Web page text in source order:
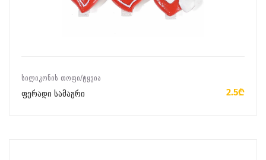
ᲡᲘᲚᲘᲙᲝᲜᲘᲡ ᲗᲝᲤᲘ/ᲢᲧᲕᲘᲐ
ფერადი სამაგრი 2.5₾